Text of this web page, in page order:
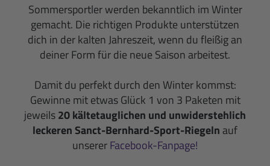
Sommersportler werden bekanntlich im Winter
gemacht. Die richtigen Produkte unterstützen
dich in der kalten Jahreszeit, wenn du fleißig an
deiner Form für die neue Saison arbeitest.
Damit du perfekt durch den Winter kommst:
Gewinne mit etwas Glück 1 von 3 Paketen mit
jeweils20 kältetauglichen und unwiderstehlich
leckeren Sanct-Bernhard-Sport-Riegeln auf
unsererFacebook-Fanpage!